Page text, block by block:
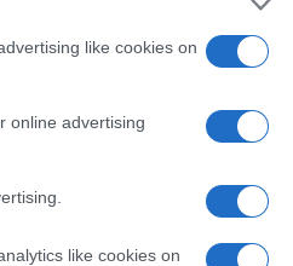
like cookies on
online advertising
like cookies on
termini di
inerenti
prevista